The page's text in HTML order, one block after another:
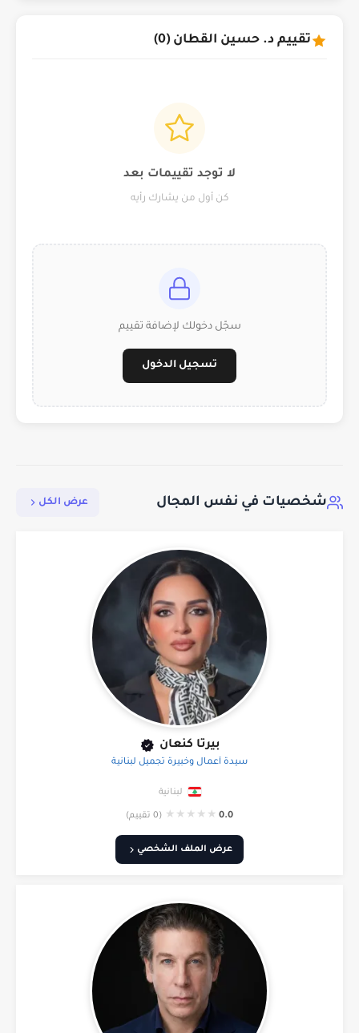
تقييم د. حسين القطان (0)
لا توجد تقييمات بعد
كن أول من يشارك رأيه
سجّل دخولك لإضافة تقييم
تسجيل الدخول
شخصيات في نفس المجال عرض الكل
بيرتا كنعان
سيدة أعمال وخبيرة تجميل لبنانية
لبنانية
0.0
★
★
★
★
★ (0 تقييم)
عرض الملف الشخصي